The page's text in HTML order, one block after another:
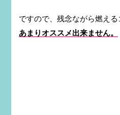
ですので、残念ながら燃える
あまりオススメ出来ません。